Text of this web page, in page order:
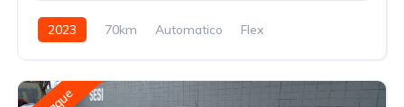
2023 70km Automatico Flex